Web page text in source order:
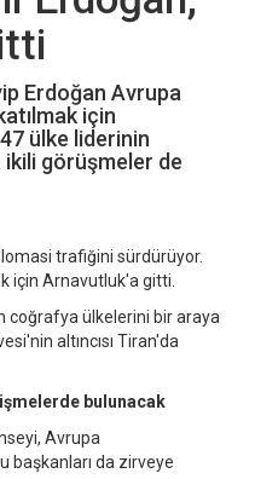
Erdoğan Avrupa
için
ülke liderinin
ikili görüşmeler de
trafiğini sürdürüyor.
için Arnavutluk'a gitti.
coğrafya ülkelerini bir araya
altıncısı Tiran'da
bulunacak
Avrupa
başkanları da zirveye